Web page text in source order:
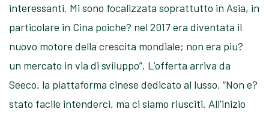
interessanti. Mi sono focalizzata soprattutto in Asia, in
particolare in Cina poiche? nel 2017 era diventata il
nuovo motore della crescita mondiale; non era piu?
un mercato in via di sviluppo”. L’offerta arriva da
Seeco, la piattaforma cinese dedicato al lusso. “Non e?
stato facile intenderci, ma ci siamo riusciti. All’inizio